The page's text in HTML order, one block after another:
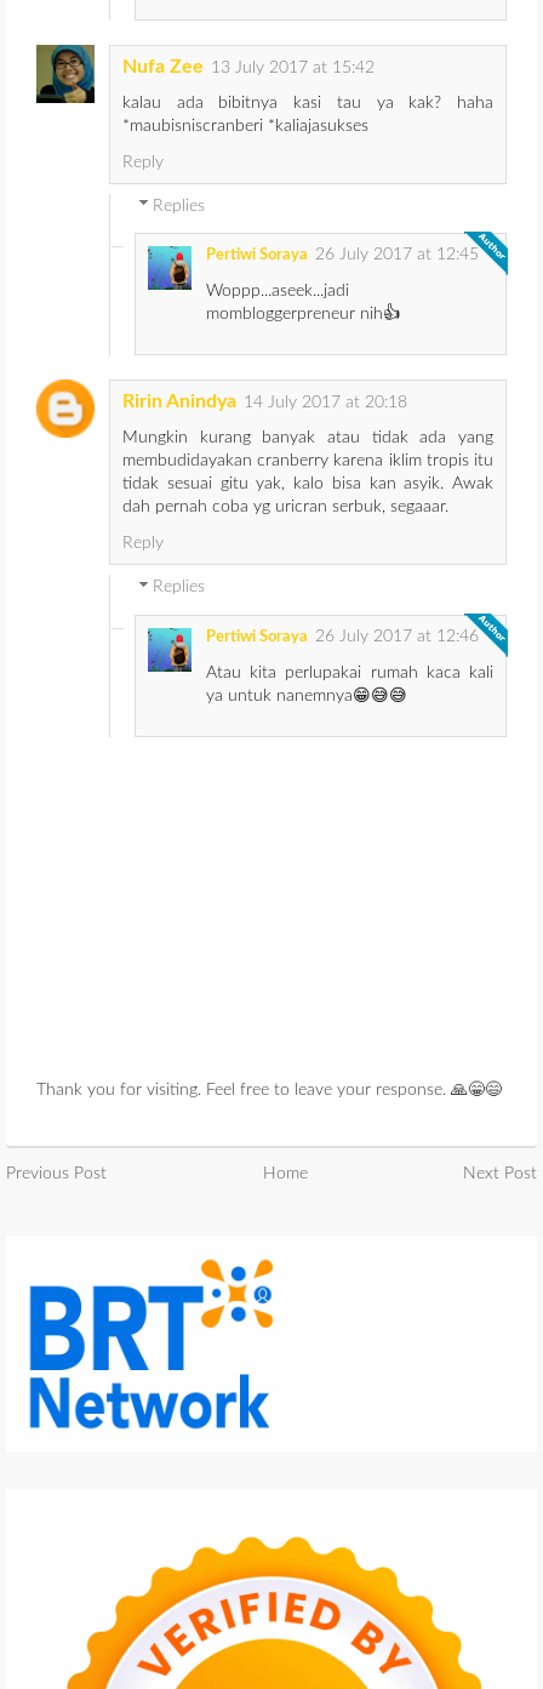
Nufa Zee 13 July 2017 at 15:42
kalau ada bibitnya kasi tau ya kak? haha
*maubisniscranberi *kaliajasukses
Reply
Replies
Pertiwi Soraya 26 July 2017 at 12:45
Woppp...aseek...jadi
mombloggerpreneur nih👍
Ririn Anindya 14 July 2017 at 20:18
Mungkin kurang banyak atau tidak ada yang
membudidayakan cranberry karena iklim tropis itu
tidak sesuai gitu yak, kalo bisa kan asyik. Awak
dah pernah coba yg uricran serbuk, segaaar.
Reply
Replies
Pertiwi Soraya 26 July 2017 at 12:46
Atau kita perlupakai rumah kaca kali
ya untuk nanemnya😁😅😅
Thank you for visiting. Feel free to leave your response. 🙏😁😄
Previous Post Home Next Post